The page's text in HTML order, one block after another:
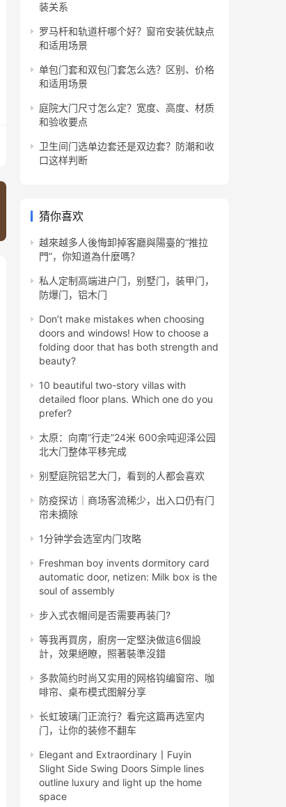
装关系
罗马杆和轨道杆哪个好？窗帘安装优缺点
和适用场景
单包门套和双包门套怎么选？区别、价格
和适用场景
庭院大门尺寸怎么定？宽度、高度、材质
和验收要点
卫生间门选单边套还是双边套？防潮和收
口这样判断
猜你喜欢
越來越多人後悔卸掉客廳與陽臺的“推拉
門”，你知道為什麼嗎？
私人定制高端进户门，别墅门，装甲门，
防爆门，铝木门
Don’t make mistakes when choosing
doors and windows! How to choose a
folding door that has both strength and
beauty?
10 beautiful two-story villas with
detailed floor plans. Which one do you
prefer?
太原：向南“行走”24米 600余吨迎泽公园
北大门整体平移完成
别墅庭院铝艺大门，看到的人都会喜欢
防疫探访│商场客流稀少，出入口仍有门
帘未摘除
1分钟学会选室内门攻略
Freshman boy invents dormitory card
automatic door, netizen: Milk box is the
soul of assembly
步入式衣帽间是否需要再装门?
等我再買房，廚房一定堅決做這6個設
計，效果絕瞭，照著裝準沒錯
多款简约时尚又实用的网格钩编窗帘、咖
啡帘、桌布模式图解分享
长虹玻璃门正流行？看完这篇再选室内
门，让你的装修不翻车
Elegant and Extraordinary丨Fuyin
Slight Side Swing Doors Simple lines
outline luxury and light up the home
space